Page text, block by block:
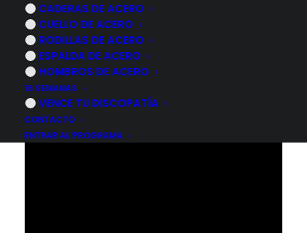
CADERAS DE ACERO
CUELLO DE ACERO
RODILLAS DE ACERO
ESPALDA DE ACERO
HOMBROS DE ACERO
16 SEMANAS
VENCE TU DISCOPATÍA
CONTACTO
ENTRAR AL PROGRAMA
3 NOVIEMBRE, 2022 | POR